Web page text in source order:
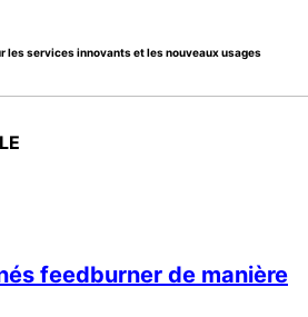
les services innovants et les nouveaux usages
feedburner de manière